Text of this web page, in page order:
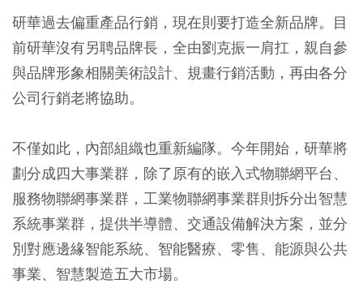
研華過去偏重產品行銷，現在則要打造全新品牌。目
前研華沒有另聘品牌長，全由劉克振一肩扛，親自參
與品牌形象相關美術設計、規畫行銷活動，再由各分
公司行銷老將協助。
不僅如此，內部組織也重新編隊。今年開始，研華將
劃分成四大事業群，除了原有的嵌入式物聯網平台、
服務物聯網事業群，工業物聯網事業群則拆分出智慧
系統事業群，提供半導體、交通設備解決方案，並分
別對應邊緣智能系統、智能醫療、零售、能源與公共
事業、智慧製造五大市場。